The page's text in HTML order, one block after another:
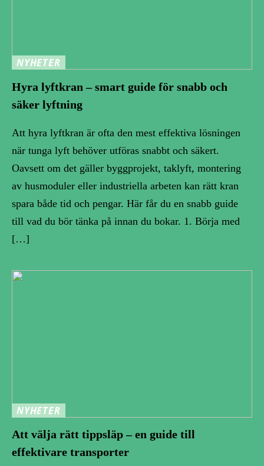
NYHETER
Hyra lyftkran – smart guide för snabb och
säker lyftning
Att hyra lyftkran är ofta den mest effektiva lösningen
när tunga lyft behöver utföras snabbt och säkert.
Oavsett om det gäller byggprojekt, taklyft, montering
av husmoduler eller industriella arbeten kan rätt kran
spara både tid och pengar. Här får du en snabb guide
till vad du bör tänka på innan du bokar. 1. Börja med
[…]
NYHETER
Att välja rätt tippsläp – en guide till
effektivare transporter